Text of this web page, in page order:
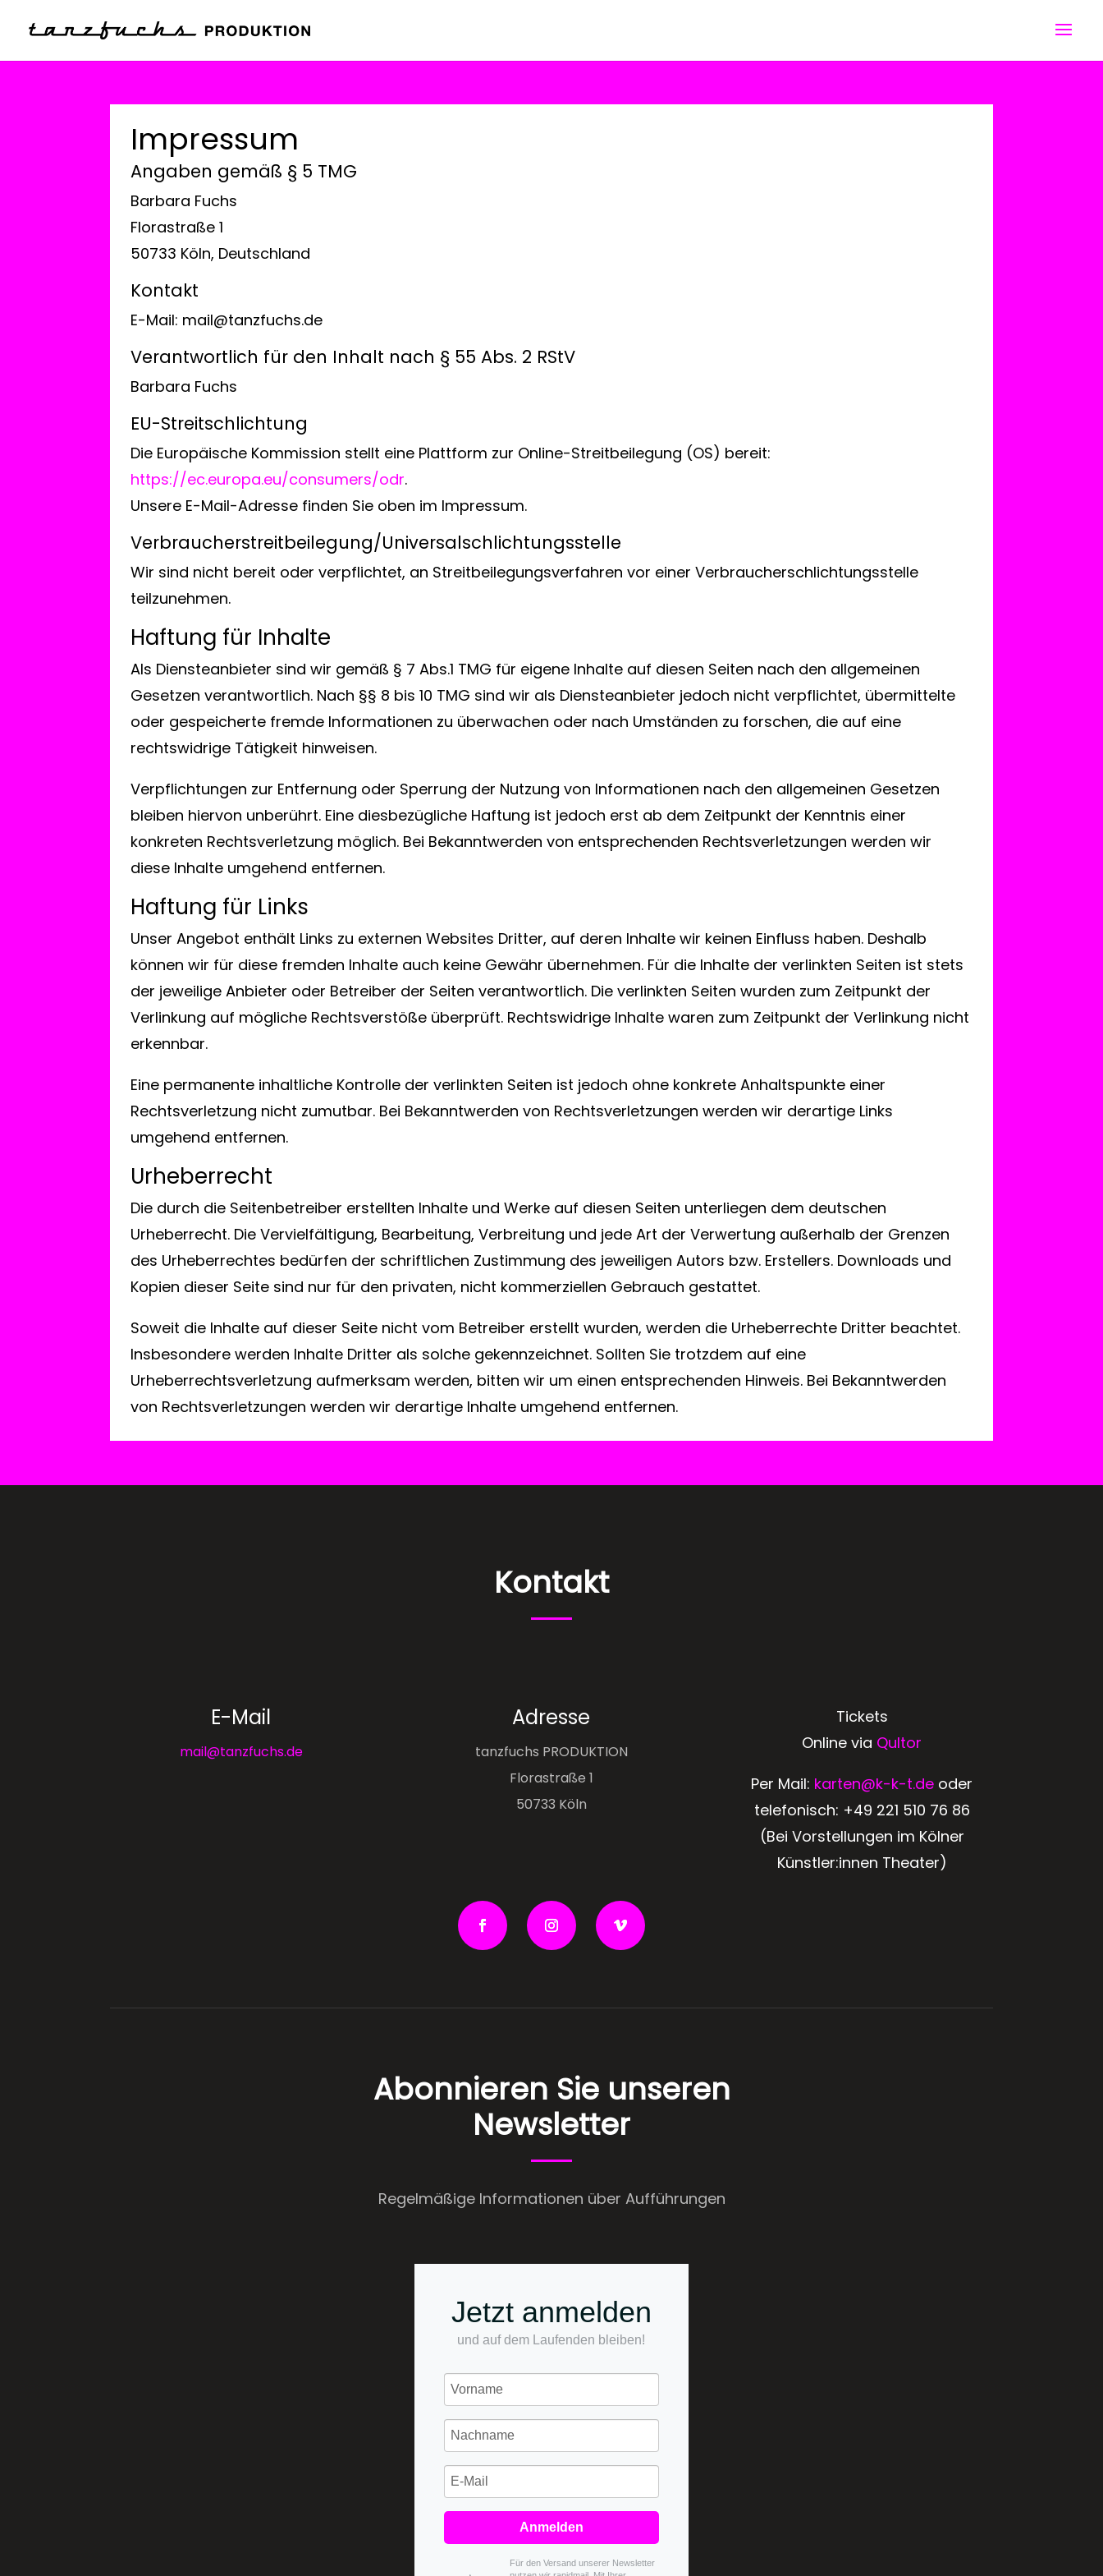
Impressum
Angaben gemäß § 5 TMG
Barbara Fuchs
Florastraße 1
50733 Köln, Deutschland
Kontakt
E-Mail: mail@tanzfuchs.de
Verantwortlich für den Inhalt nach § 55 Abs. 2 RStV
Barbara Fuchs
EU-Streitschlichtung
Die Europäische Kommission stellt eine Plattform zur Online-Streitbeilegung (OS) bereit:
https://ec.europa.eu/consumers/odr.
Unsere E-Mail-Adresse finden Sie oben im Impressum.
Verbraucher­streit­beilegung/Universal­schlichtungs­stelle
Wir sind nicht bereit oder verpflichtet, an Streitbeilegungsverfahren vor einer Verbraucherschlichtungsstelle
teilzunehmen.
Haftung für Inhalte
Als Diensteanbieter sind wir gemäß § 7 Abs.1 TMG für eigene Inhalte auf diesen Seiten nach den allgemeinen
Gesetzen verantwortlich. Nach §§ 8 bis 10 TMG sind wir als Diensteanbieter jedoch nicht verpflichtet, übermittelte
oder gespeicherte fremde Informationen zu überwachen oder nach Umständen zu forschen, die auf eine
rechtswidrige Tätigkeit hinweisen.
Verpflichtungen zur Entfernung oder Sperrung der Nutzung von Informationen nach den allgemeinen Gesetzen
bleiben hiervon unberührt. Eine diesbezügliche Haftung ist jedoch erst ab dem Zeitpunkt der Kenntnis einer
konkreten Rechtsverletzung möglich. Bei Bekanntwerden von entsprechenden Rechtsverletzungen werden wir
diese Inhalte umgehend entfernen.
Haftung für Links
Unser Angebot enthält Links zu externen Websites Dritter, auf deren Inhalte wir keinen Einfluss haben. Deshalb
können wir für diese fremden Inhalte auch keine Gewähr übernehmen. Für die Inhalte der verlinkten Seiten ist stets
der jeweilige Anbieter oder Betreiber der Seiten verantwortlich. Die verlinkten Seiten wurden zum Zeitpunkt der
Verlinkung auf mögliche Rechtsverstöße überprüft. Rechtswidrige Inhalte waren zum Zeitpunkt der Verlinkung nicht
erkennbar.
Eine permanente inhaltliche Kontrolle der verlinkten Seiten ist jedoch ohne konkrete Anhaltspunkte einer
Rechtsverletzung nicht zumutbar. Bei Bekanntwerden von Rechtsverletzungen werden wir derartige Links
umgehend entfernen.
Urheberrecht
Die durch die Seitenbetreiber erstellten Inhalte und Werke auf diesen Seiten unterliegen dem deutschen
Urheberrecht. Die Vervielfältigung, Bearbeitung, Verbreitung und jede Art der Verwertung außerhalb der Grenzen
des Urheberrechtes bedürfen der schriftlichen Zustimmung des jeweiligen Autors bzw. Erstellers. Downloads und
Kopien dieser Seite sind nur für den privaten, nicht kommerziellen Gebrauch gestattet.
Soweit die Inhalte auf dieser Seite nicht vom Betreiber erstellt wurden, werden die Urheberrechte Dritter beachtet.
Insbesondere werden Inhalte Dritter als solche gekennzeichnet. Sollten Sie trotzdem auf eine
Urheberrechtsverletzung aufmerksam werden, bitten wir um einen entsprechenden Hinweis. Bei Bekanntwerden
von Rechtsverletzungen werden wir derartige Inhalte umgehend entfernen.
Kontakt
E-Mail
mail@tanzfuchs.de
Adresse
tanzfuchs PRODUKTION
Florastraße 1
50733 Köln
Tickets
Online via Qultor
Per Mail: karten@k-k-t.de oder
telefonisch: +49 221 510 76 86
(Bei Vorstellungen im Kölner
Künstler:innen Theater)
Abonnieren Sie unseren
Newsletter
Regelmäßige Informationen über Aufführungen
Jetzt anmelden
und auf dem Laufenden bleiben!
Anmelden
Für den Versand unserer Newsletter